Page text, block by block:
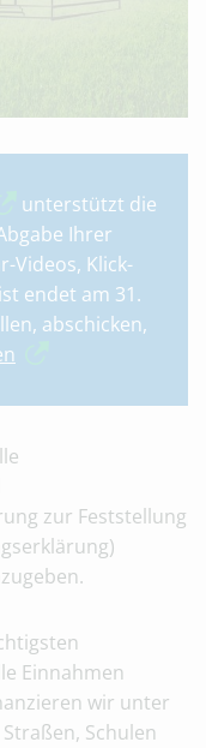
unterstützt die
Ihrer
Videos, Klick-
endet am 31.
abschicken,
zur Feststellung
Einnahmen
wir unter
Schulen